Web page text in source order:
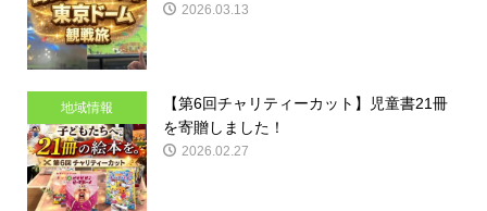
2026.03.13
地域情報
【第6回チャリティーカット】児童書21冊
を寄贈しました！
2026.02.27